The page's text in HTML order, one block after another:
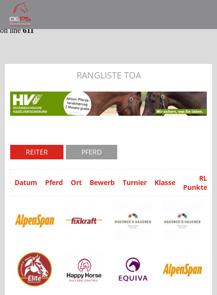
Notice : Trying to get property 'partyid' of non-object in
/var/www/website/module/Application/src/Application/
on line611
RANGLISTE TOA
REITER PFERD
Datum Pferd Ort Bewerb Turnier Klasse
RL
Punkte